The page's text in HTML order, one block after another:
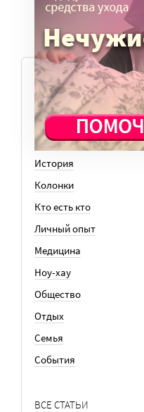
ТЕМЫ
Вера
Законы
История
Колонки
Кто есть кто
Личный опыт
Медицина
Ноу-хау
Общество
Отдых
Семья
События
ВСЕ СТАТЬИ